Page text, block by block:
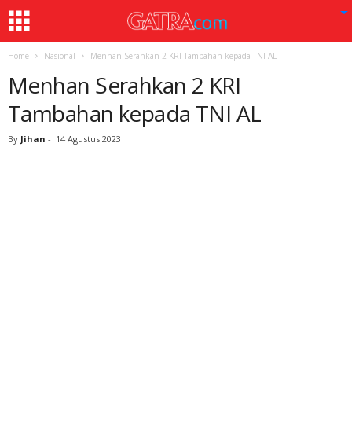
Home Nasional Menhan Serahkan 2 KRI Tambahan kepada TNI AL
Menhan Serahkan 2 KRI
Tambahan kepada TNI AL
By Jihan - 14 Agustus 2023